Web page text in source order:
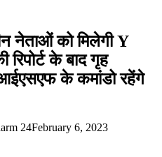
नेताओं को मिलेगी Y
के बाद गृह
के कमांडो रहेंगे
24February 6, 2023